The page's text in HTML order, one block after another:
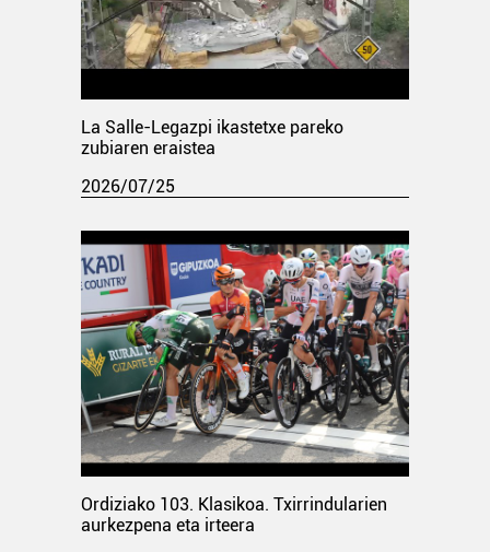
La Salle-Legazpi ikastetxe pareko
zubiaren eraistea
2026/07/25
Ordiziako 103. Klasikoa. Txirrindularien
aurkezpena eta irteera